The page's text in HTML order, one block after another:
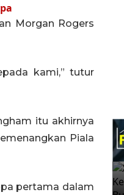
Morgan Rogers
kami,” tutur
itu akhirnya
Piala
pertama dalam